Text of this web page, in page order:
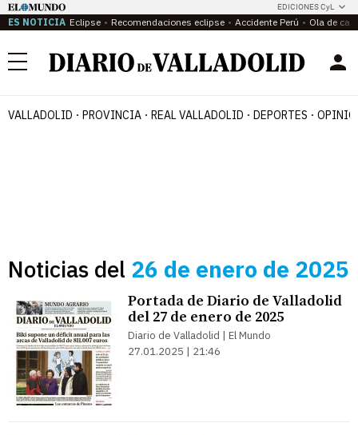
EDICIONES CyL
ES NOTICIA Eclipse Recomendaciones eclipse Accidente Perú Ola de
Menú
VALLADOLID PROVINCIA REAL VALLADOLID DEPORTES
Noticias del 26 de enero de 2025
Portada de Diario de Valladolid
del 27 de enero de 2025
Diario de Valladolid | El Mundo
27.01.2025 | 21:46